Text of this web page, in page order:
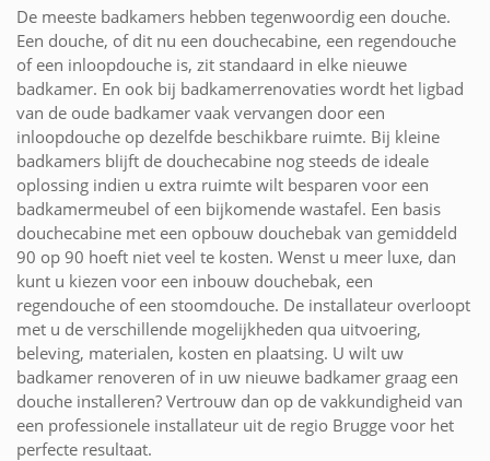
De meeste badkamers hebben tegenwoordig een douche.
Een douche, of dit nu een douchecabine, een regendouche
of een inloopdouche is, zit standaard in elke nieuwe
badkamer. En ook bij badkamerrenovaties wordt het ligbad
van de oude badkamer vaak vervangen door een
inloopdouche op dezelfde beschikbare ruimte. Bij kleine
badkamers blijft de douchecabine nog steeds de ideale
oplossing indien u extra ruimte wilt besparen voor een
badkamermeubel of een bijkomende wastafel. Een basis
douchecabine met een opbouw douchebak van gemiddeld
90 op 90 hoeft niet veel te kosten. Wenst u meer luxe, dan
kunt u kiezen voor een inbouw douchebak, een
regendouche of een stoomdouche. De installateur overloopt
met u de verschillende mogelijkheden qua uitvoering,
beleving, materialen, kosten en plaatsing. U wilt uw
badkamer renoveren of in uw nieuwe badkamer graag een
douche installeren? Vertrouw dan op de vakkundigheid van
een professionele installateur uit de regio Brugge voor het
perfecte resultaat.